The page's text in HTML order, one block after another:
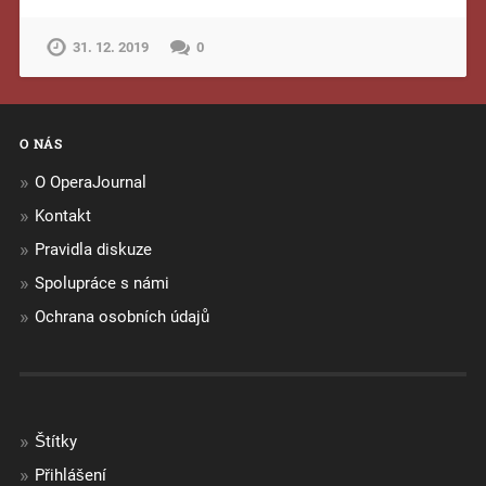
31. 12. 2019 0
O NÁS
O OperaJournal
Kontakt
Pravidla diskuze
Spolupráce s námi
Ochrana osobních údajů
Štítky
Přihlášení